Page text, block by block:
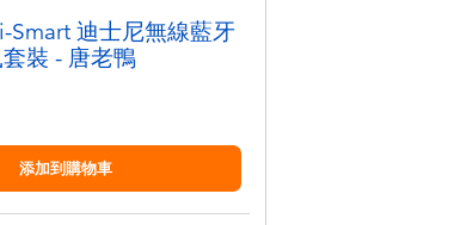
Smart 迪士尼無線藍牙
裝 - 唐老鴨
添加到購物車